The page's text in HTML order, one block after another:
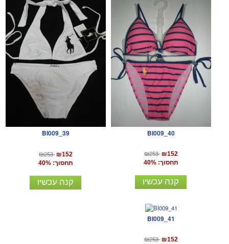
BI009_39
₪253 ₪152
תחסוך: 40%
קנה עכשיו
BI009_40
₪253 ₪152
תחסוך: 40%
קנה עכשיו
BI009_41
₪253 ₪152